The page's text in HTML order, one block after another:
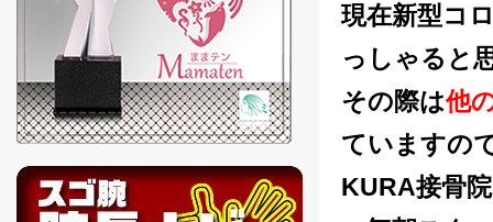
現在新型コ
っしゃると
その際は他
ていますの
KURA接骨